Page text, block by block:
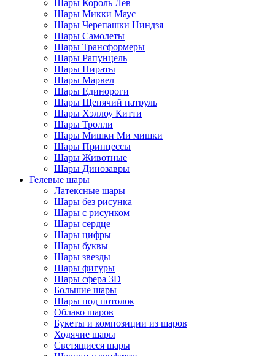
Шары Король Лев
Шары Микки Маус
Шары Черепашки Ниндзя
Шары Самолеты
Шары Трансформеры
Шары Рапунцель
Шары Пираты
Шары Марвел
Шары Единороги
Шары Щенячий патруль
Шары Хэллоу Китти
Шары Тролли
Шары Мишки Ми мишки
Шары Принцессы
Шары Животные
Шары Динозавры
Гелевые шары
Латексные шары
Шары без рисунка
Шары с рисунком
Шары сердце
Шары цифры
Шары буквы
Шары звезды
Шары фигуры
Шары сфера 3D
Большие шары
Шары под потолок
Облако шаров
Букеты и композиции из шаров
Ходячие шары
Светящиеся шары